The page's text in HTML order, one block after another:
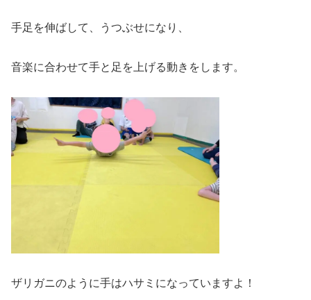
手足を伸ばして、うつぶせになり、
音楽に合わせて手と足を上げる動きをします。
ザリガニのように手はハサミになっていますよ！